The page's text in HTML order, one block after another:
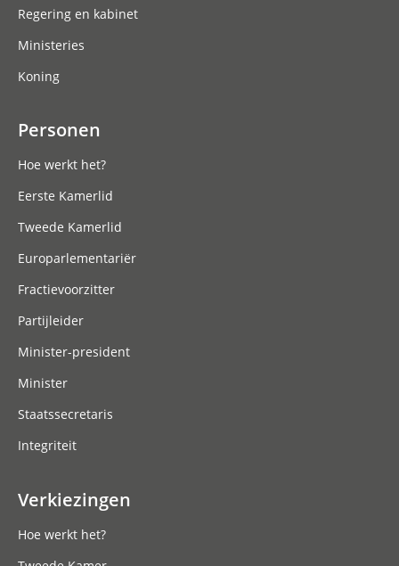
Regering en kabinet
Ministeries
Koning
Personen
Hoe werkt het?
Eerste Kamerlid
Tweede Kamerlid
Europarlementariër
Fractievoorzitter
Partijleider
Minister-president
Minister
Staatssecretaris
Integriteit
Verkiezingen
Hoe werkt het?